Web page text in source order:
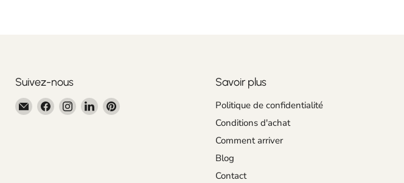
Suivez-nous
EmailTrouvez-Trouvez-Trouvez-Trouvez-
Savoir plus
Politique de confidentialité
Conditions d'achat
Comment arriver
Blog
Contact